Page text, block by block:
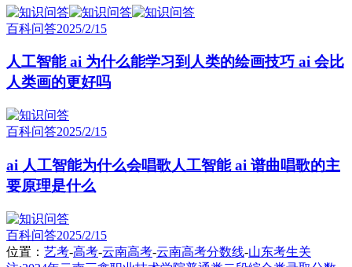
百科问答2025/2/15
人工智能 ai 为什么能学习到人类的绘画技巧 ai 会比
人类画的更好吗
百科问答2025/2/15
ai 人工智能为什么会唱歌人工智能 ai 谱曲唱歌的主
要原理是什么
百科问答2025/2/15
位置： 艺考-高考-云南高考-云南高考分数线-山东考生关